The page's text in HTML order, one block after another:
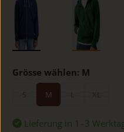
Grösse wählen: M
M
Lieferung in 1–3